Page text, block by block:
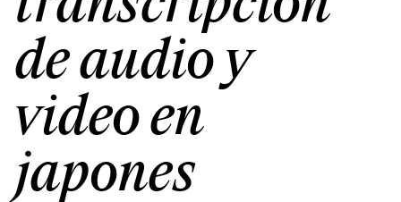
de audio y
vídeo en
japonés